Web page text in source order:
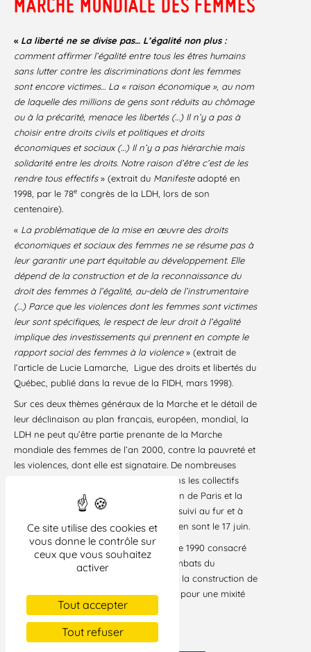
Ce site utilise des cookies et
vous donne le contrôle sur
ceux que vous souhaitez
activer
Tout accepter
Tout refuser
« La liberté ne se divise pas… L’égalité non plus :
comment affirmer l’égalité entre tous les êtres humains
sans lutter contre les discriminations dont les femmes
sont encore victimes… La « raison économique », au nom
de laquelle des millions de gens sont réduits au chômage
ou à la précarité, menace les libertés (…) Il n’y a pas à
choisir entre droits civils et politiques et droits
économiques et sociaux (…) Il n’y a pas hiérarchie mais
solidarité entre les droits. Notre raison d’être c’est de les
rendre tous effectifs» (extrait du Manifesteadopté en
1998, par le 78e congrès de la LDH, lors de son
centenaire).
« La problématique de la mise en œuvre des droits
économiques et sociaux des femmes ne se résume pas à
leur garantir une part équitable au développement. Elle
dépend de la construction et de la reconnaissance du
droit des femmes à l’égalité, au-delà de l’instrumentaire
(…) Parce que les violences dont les femmes sont victimes
leur sont spécifiques, le respect de leur droit à l’égalité
implique des investissements qui prennent en compte le
rapport social des femmes à la violence» (extrait de
l’article de Lucie Lamarche,
Ligue des droits et libertés du
Québec, publié dans la revue de la FIDH, mars 1998).
Sur ces deux thèmes généraux de la Marche et le détail de
leur déclinaison au plan français, européen, mondial, la
LDH ne peut qu’être partie prenante de la Marche
mondiale des femmes de l’an 2000, contre la pauvreté et
les violences, dont elle est signataire. De nombreuses
sections sont engagées localement dans les collectifs
régionaux, les militantes de la fédération de Paris et la
commission « droits des femmes » ont suivi au fur et à
mesure la préparation de la Marche et en sont le 17 juin.
La LDH, dans la suite de son congrès de 1990 consacré
aux droits des femmes, se joint aux combats du
mouvement mondial des femmes dans la construction de
l’égalité, jusqu’à l’effectivité de ce droit, pour une mixité
de la société, totale et achevée.
Paris, le 17 juin 2000